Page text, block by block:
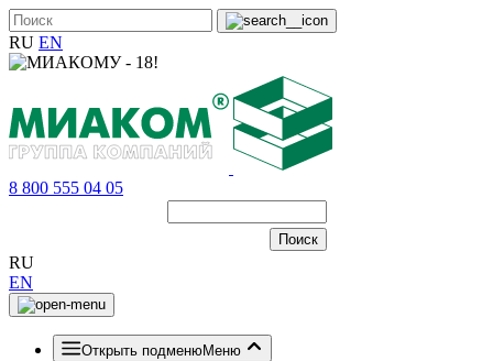
RU EN
8 800 555 04 05
RU
EN
Открыть подменюМеню